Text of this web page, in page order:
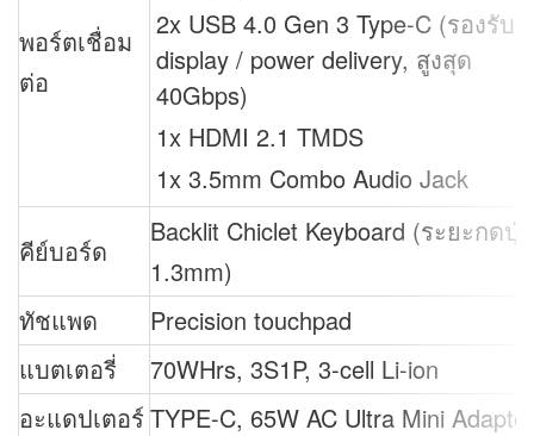
พอร์ตเชื่อม
ต่อ
2x USB 4.0 Gen 3 Type-C (รองรับ
display / power delivery, สูงสุด
40Gbps)
1x HDMI 2.1 TMDS
1x 3.5mm Combo Audio Jack
คีย์บอร์ด
Backlit Chiclet Keyboard (ระยะกดปุ่ม
1.3mm)
ทัชแพด
Precision touchpad
แบตเตอรี่
70WHrs, 3S1P, 3-cell Li-ion
อะแดปเตอร์ TYPE-C, 65W AC Ultra Mini Adapter